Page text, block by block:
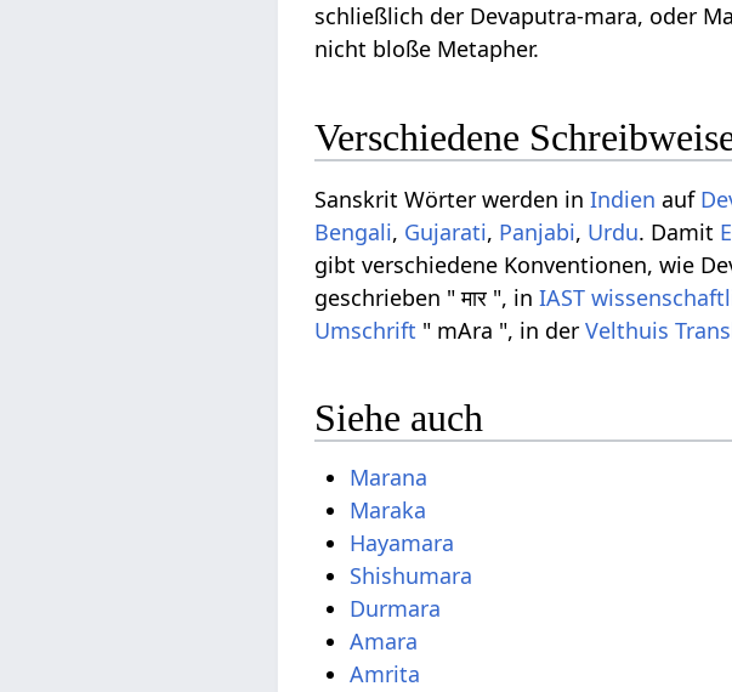
schließlich der Devaputra-mara, oder
nicht bloße Metapher.
Verschiedene
Sanskrit Wörter werden inIndien auf
Bengali, Gujarati, Panjabi, Urdu. Damit
gibt verschiedene Konventionen, wie
geschrieben " मार ", inIAST
Umschrift " mAra ", in derVelthuis
Siehe auch
Marana
Maraka
Hayamara
Shishumara
Durmara
Amara
Amrita